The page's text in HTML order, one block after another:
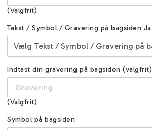
(Valgfrit)
Tekst / Symbol / Gravering på bagsiden
Indtast din gravering på bagsiden (valgfrit)
(Valgfrit)
Symbol på bagsiden